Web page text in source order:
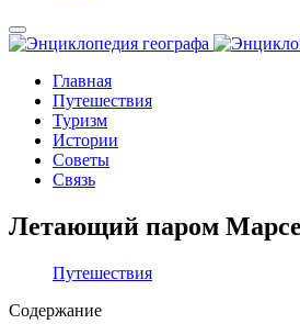
Главная
Путешествия
Туризм
Истории
Советы
Связь
Летающий паром
Путешествия
Содержание